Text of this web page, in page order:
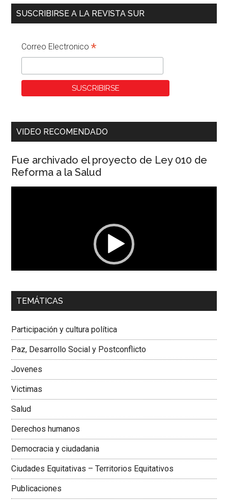
SUSCRIBIRSE A LA REVISTA SUR
Correo Electronico*
VIDEO RECOMENDADO
Fue archivado el proyecto de Ley 010 de
Reforma a la Salud
00:00 01:04
Dra. Carolina Corcho Mejía,Presidenta Corporación
Colombiana
TEMÁTICAS
Participación y cultura política
Paz, Desarrollo Social y Postconflicto
Jovenes
Victimas
Salud
Derechos humanos
Democracia y ciudadania
Ciudades Equitativas – Territorios Equitativos
Publicaciones